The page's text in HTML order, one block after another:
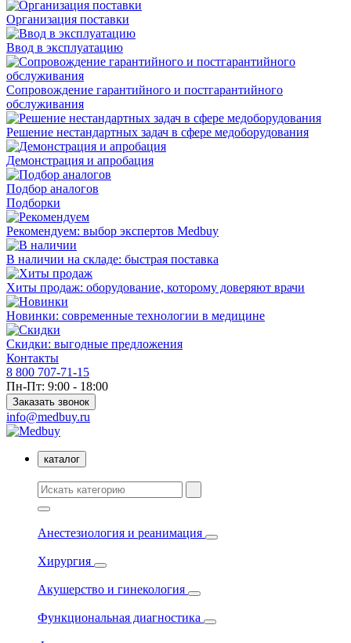
Организация поставки
Ввод в эксплуатацию
Сопровождение гарантийного и постгарантийного
обслуживания
Решение нестандартных задач в сфере медоборудования
Демонстрация и апробация
Подбор аналогов
Подборки
Рекомендуем: выбор экспертов Medbuy
В наличии на складе: быстрая поставка
Хиты продаж: оборудование, которому доверяют врачи
Новинки: современные технологии в медицине
Скидки: выгодные предложения
Контакты
8 800 707-71-15
Пн-Пт: 9:00 - 18:00
Заказать звонок
info@medbuy.ru
каталог
Анестезиология и реанимация
Хирургия
Акушерство и гинекология
Функциональная диагностика